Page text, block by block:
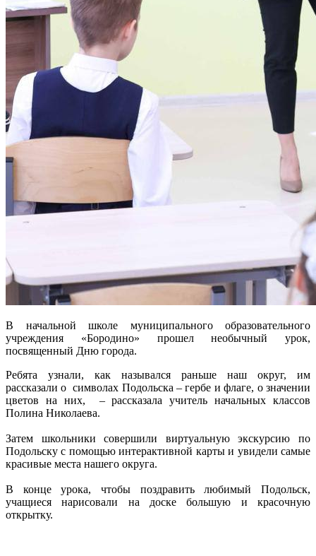
В начальной школе муниципального образовательного
учреждения «Бородино» прошел необычный урок,
посвященный Дню города.
Ребята узнали, как назывался раньше наш округ, им
рассказали о символах Подольска – гербе и флаге, о значении
цветов на них, – рассказала учитель начальных классов
Полина Николаева.
Затем школьники совершили виртуальную экскурсию по
Подольску с помощью интерактивной карты и увидели самые
красивые места нашего округа.
В конце урока, чтобы поздравить любимый Подольск,
учащиеся нарисовали на доске большую и красочную
открытку.